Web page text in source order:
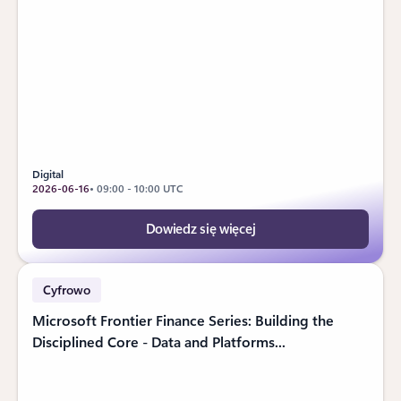
Digital
2026-06-16• 09:00 - 10:00 UTC
Dowiedz się więcej
Cyfrowo
Microsoft Frontier Finance Series: Building the
Disciplined Core - Data and Platforms...